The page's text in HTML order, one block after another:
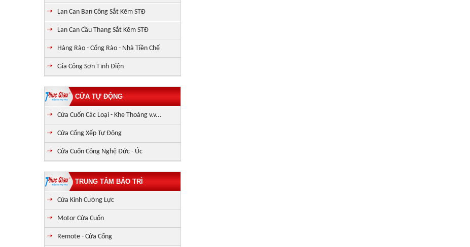
Lan Can Ban Công Sắt Kẽm STĐ
Lan Can Cầu Thang Sắt Kẽm STĐ
Hàng Rào - Cổng Rào - Nhà Tiền Chế
Gia Công Sơn Tĩnh Điện
CỬA TỰ ĐỘNG
Cửa Cuốn Các Loại - Khe Thoáng v.v...
Cửa Cổng Xếp Tự Động
Cửa Cuốn Công Nghệ Đức - Úc
TRUNG TÂM BẢO TRÌ
Cửa Kính Cường Lực
Motor Cửa Cuốn
Remote - Cửa Cổng